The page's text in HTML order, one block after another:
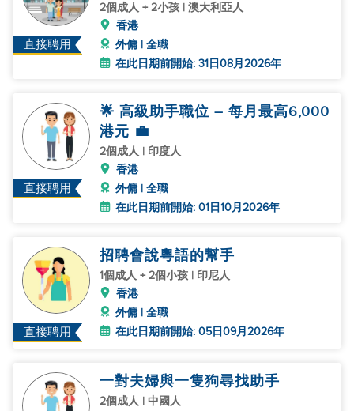
直接聘用
2個成人 + 2小孩 | 澳大利亞人
香港
外傭 | 全職
在此日期前開始: 31日08月2026年
直接聘用
🌟 高級助手職位 – 每月最高6,000
港元 💼
2個成人 | 印度人
香港
外傭 | 全職
在此日期前開始: 01日10月2026年
直接聘用
招聘會說粵語的幫手
1個成人 + 2個小孩 | 印尼人
香港
外傭 | 全職
在此日期前開始: 05日09月2026年
一對夫婦與一隻狗尋找助手
2個成人 | 中國人